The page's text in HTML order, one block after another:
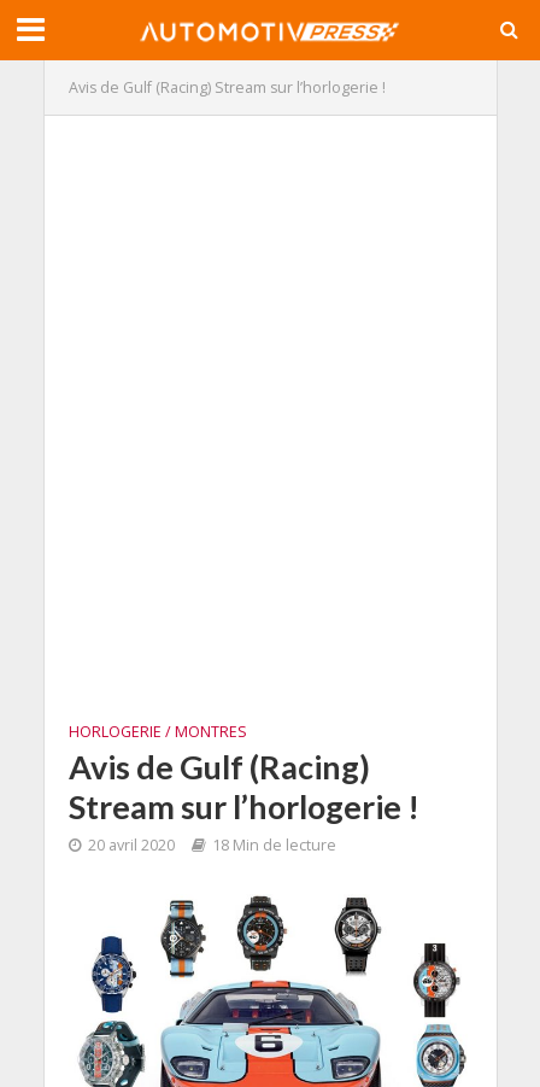
Avis de Gulf (Racing) Stream sur l’horlogerie !
HORLOGERIE / MONTRES
Avis de Gulf (Racing)
Stream sur l’horlogerie !
20 avril 2020 18 Min de lecture